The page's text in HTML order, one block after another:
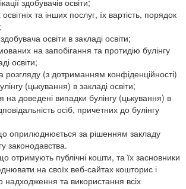
здобувачів освіти;
та інших послуг, їх вартість, порядок
освіти в закладі освіти;
на запобігання та протидію булінгу
освіти;
розгляду (з дотриманням конфіденційності)
(цькування) в закладі освіти;
на доведені випадки булінгу (цькування) в
осіб, причетних до булінгу
оприлюднюється за рішенням закладу
законодавства.
отримують публічні кошти, та їх засновники
на своїх веб-сайтах кошторис і
надходження та використання всіх